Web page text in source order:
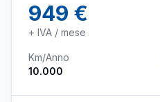
949 €
+ IVA / mese
Km/Anno
10.000